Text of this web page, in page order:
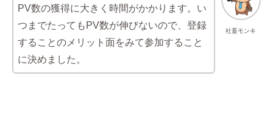
社畜モンキ
PV数の獲得に大きく時間がかかります。い
つまでたってもPV数が伸びないので、登録
することのメリット面をみて参加すること
に決めました。